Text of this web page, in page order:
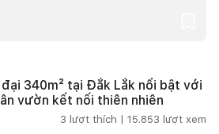
đại 340m² tại Đắk Lắk nổi bật với
vườn kết nối thiên nhiên
3 lượt thích | 15.853 lượt xem